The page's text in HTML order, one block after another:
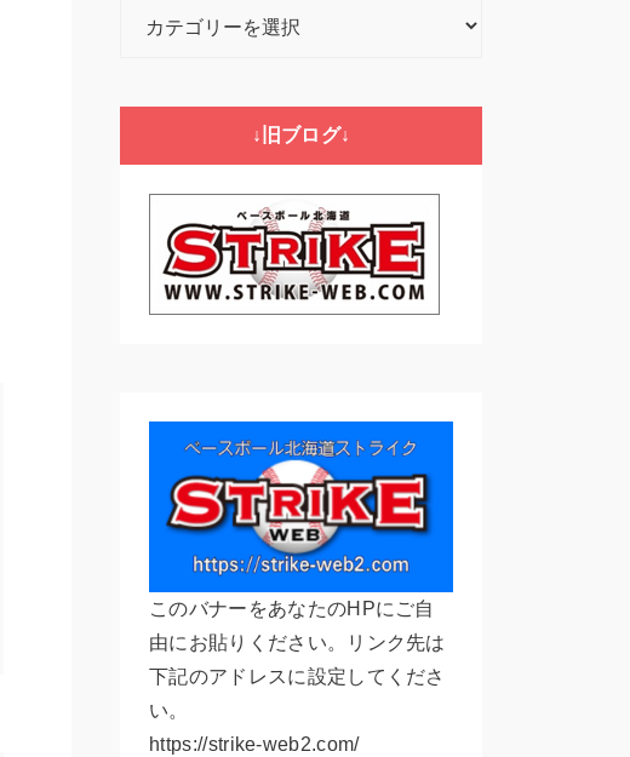
リ
↓旧ブログ↓
このバナーをあなたのHPにご自
由にお貼りください。リンク先は
下記のアドレスに設定してくださ
い。
https://strike-web2.com/